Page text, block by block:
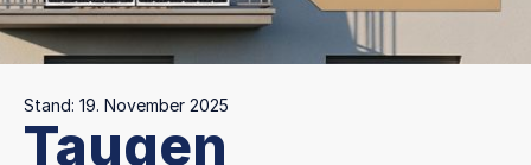
Stand: 19. November 2025
Taugen